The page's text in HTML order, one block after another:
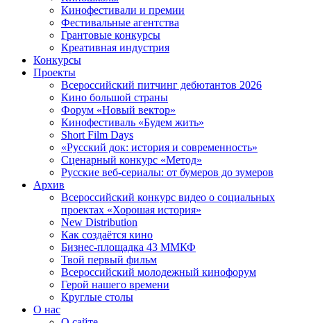
Кинофестивали и премии
Фестивальные агентства
Грантовые конкурсы
Креативная индустрия
Конкурсы
Проекты
Всероссийский питчинг дебютантов 2026
Кино большой страны
Форум «Новый вектор»
Кинофестиваль «Будем жить»
Short Film Days
«Русский док: история и современность»
Сценарный конкурс «Метод»
Русские веб-сериалы: от бумеров до зумеров
Архив
Всероссийский конкурс видео о социальных
проектах «Хорошая история»
New Distribution
Как создаётся кино
Бизнес-площадка 43 ММКФ
Твой первый фильм
Всероссийский молодежный кинофорум
Герой нашего времени
Круглые столы
О нас